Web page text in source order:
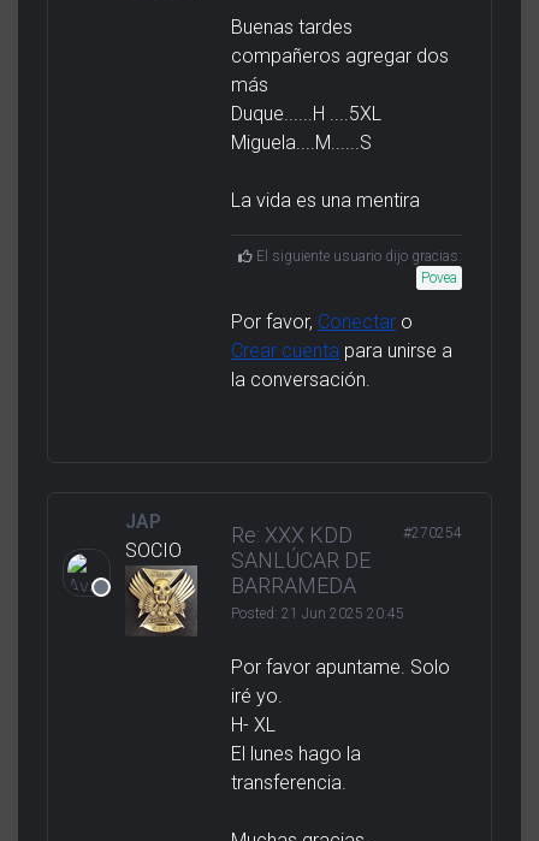
Buenas tardes
compañeros agregar dos
más
Duque......H ....5XL
Miguela....M......S
La vida es una mentira
El siguiente usuario dijo gracias:
Povea
Por favor, Conectar o
Crear cuenta para unirse a
la conversación.
JAP
SOCIO
Re: XXX KDD
SANLÚCAR DE
BARRAMEDA
Posted: 21 Jun 2025 20:45
#270254
Por favor apuntame. Solo
iré yo.
H- XL
El lunes hago la
transferencia.